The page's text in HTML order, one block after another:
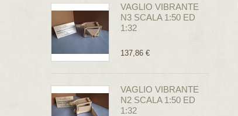
VAGLIO VIBRANTE
N3 SCALA 1:50 ED
1:32
137,86 €
VAGLIO VIBRANTE
N2 SCALA 1:50 ED
1:32